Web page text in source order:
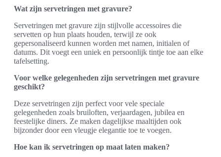
Wat zijn servetringen met gravure?
Servetringen met gravure zijn stijlvolle accessoires die
servetten op hun plaats houden, terwijl ze ook
gepersonaliseerd kunnen worden met namen, initialen of
datums. Dit voegt een uniek en persoonlijk tintje toe aan elke
tafelsetting.
Voor welke gelegenheden zijn servetringen met gravure
geschikt?
Deze servetringen zijn perfect voor vele speciale
gelegenheden zoals bruiloften, verjaardagen, jubilea en
feestelijke diners. Ze maken dagelijkse maaltijden ook
bijzonder door een vleugje elegantie toe te voegen.
Hoe kan ik servetringen op maat laten maken?